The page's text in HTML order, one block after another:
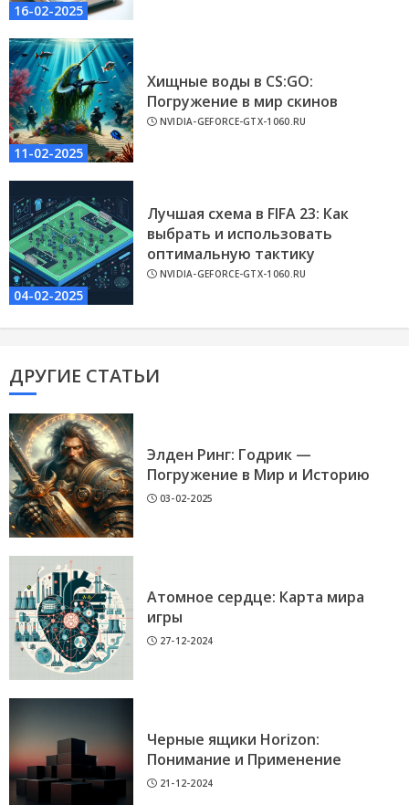
16-02-2025
11-02-2025
Хищные воды в CS:GO:
Погружение в мир скинов
NVIDIA-GEFORCE-GTX-1060.RU
04-02-2025
Лучшая схема в FIFA 23: Как
выбрать и использовать
оптимальную тактику
NVIDIA-GEFORCE-GTX-1060.RU
ДРУГИЕ СТАТЬИ
Элден Ринг: Годрик —
Погружение в Мир и Историю
03-02-2025
Атомное сердце: Карта мира
игры
27-12-2024
Черные ящики Horizon:
Понимание и Применение
21-12-2024